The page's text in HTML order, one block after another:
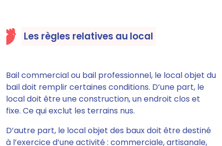
Les règles relatives au local
Bail commercial ou bail professionnel, le local objet du
bail doit remplir certaines conditions. D’une part, le
local doit être une construction, un endroit clos et
fixe. Ce qui exclut les terrains nus.
D’autre part, le local objet des baux doit être destiné
à l’exercice d’une activité : commerciale, artisanale,